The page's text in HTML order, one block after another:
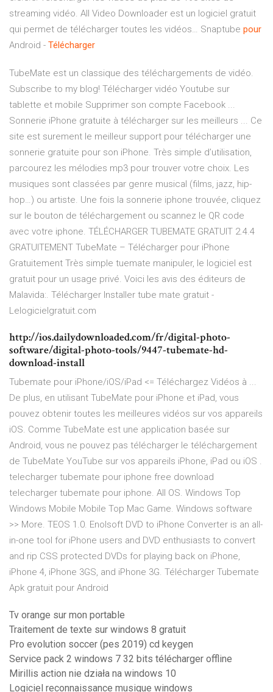
streaming vidéo. All Video Downloader est un logiciel gratuit
qui permet de télécharger toutes les vidéos… Snaptube pour
Android - Télécharger
TubeMate est un classique des téléchargements de vidéo.
Subscribe to my blog! Télécharger vidéo Youtube sur
tablette et mobile Supprimer son compte Facebook ...
Sonnerie iPhone gratuite à télécharger sur les meilleurs ... Ce
site est surement le meilleur support pour télécharger une
sonnerie gratuite pour son iPhone. Très simple d’utilisation,
parcourez les mélodies mp3 pour trouver votre choix. Les
musiques sont classées par genre musical (films, jazz, hip-
hop…) ou artiste. Une fois la sonnerie iphone trouvée, cliquez
sur le bouton de téléchargement ou scannez le QR code
avec votre iphone. TÉLÉCHARGER TUBEMATE GRATUIT 2.4.4
GRATUITEMENT TubeMate – Télécharger pour iPhone
Gratuitement Très simple tuemate manipuler, le logiciel est
gratuit pour un usage privé. Voici les avis des éditeurs de
Malavida:. Télécharger Installer tube mate gratuit -
Lelogicielgratuit.com
http://ios.dailydownloaded.com/fr/digital-photo-
software/digital-photo-tools/9447-tubemate-hd-
download-install
Tubemate pour iPhone/iOS/iPad <= Téléchargez Vidéos à ...
De plus, en utilisant TubeMate pour iPhone et iPad, vous
pouvez obtenir toutes les meilleures vidéos sur vos appareils
iOS. Comme TubeMate est une application basée sur
Android, vous ne pouvez pas télécharger le téléchargement
de TubeMate YouTube sur vos appareils iPhone, iPad ou iOS .
telecharger tubemate pour iphone free download
telecharger tubemate pour iphone. All OS. Windows Top
Windows Mobile Mobile Top Mac Game. Windows software
>> More. TEOS 1.0. Enolsoft DVD to iPhone Converter is an all-
in-one tool for iPhone users and DVD enthusiasts to convert
and rip CSS protected DVDs for playing back on iPhone,
iPhone 4, iPhone 3GS, and iPhone 3G. Télécharger Tubemate
Apk gratuit pour Android
Tv orange sur mon portable
Traitement de texte sur windows 8 gratuit
Pro evolution soccer (pes 2019) cd keygen
Service pack 2 windows 7 32 bits télécharger offline
Mirillis action nie działa na windows 10
Logiciel reconnaissance musique windows